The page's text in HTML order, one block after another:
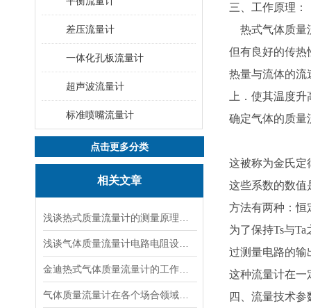
差压流量计
一体化孔板流量计
超声波流量计
标准喷嘴流量计
点击更多分类
相关文章
三、工作原理：
热式气体质量
但有良好的传热
热量与流体的
上．使其温度
确定气体的质量
这被称为金氏
这些系数的数值
方法有两种：
为了保持Ts与
过测量电路的输
这种流量计在一
四、流量技术